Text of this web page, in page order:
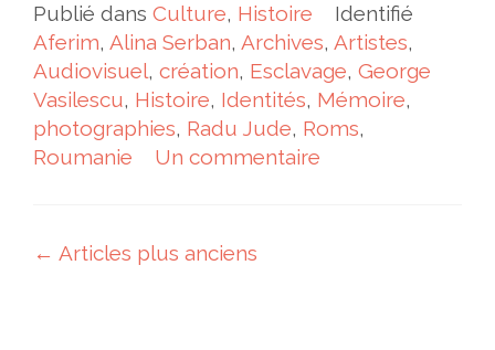
Publié dans Culture, Histoire
Identifié
Aferim, Alina Serban, Archives, Artistes,
Audiovisuel, création, Esclavage, George
Vasilescu, Histoire, Identités, Mémoire,
photographies, Radu Jude, Roms,
Roumanie
Un commentaire
Navigation des articles
← Articles plus anciens